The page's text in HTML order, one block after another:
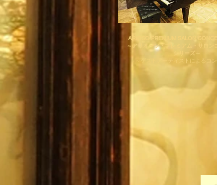
ARIOSO PREMIUM SALON
～アリオーソ・プレミアム・サロン
シリーズ～
～ゲストアーティストによるコ